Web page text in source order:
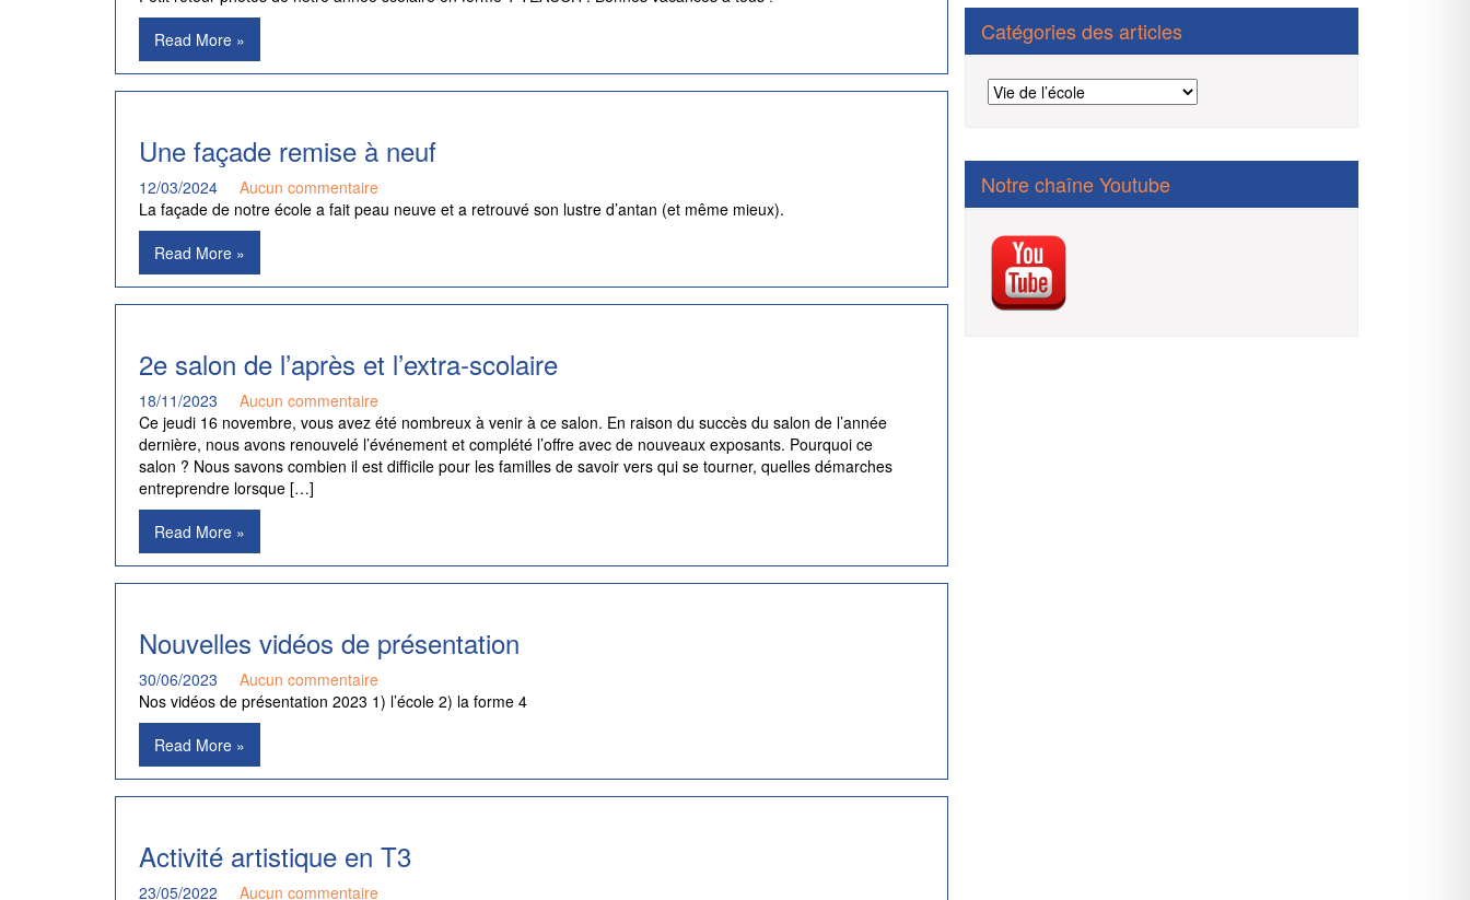
Read More »
Une façade remise à neuf
12/03/2024
Aucun commentaire
La façade de notre école a fait peau neuve et a retrouvé son lustre d’antan (et même mieux).
Read More »
2e salon de l’après et l’extra-scolaire
18/11/2023
Aucun commentaire
Ce jeudi 16 novembre, vous avez été nombreux à venir à ce salon. En raison du succès du salon de l’année
dernière, nous avons renouvelé l’événement et complété l’offre avec de nouveaux exposants. Pourquoi ce
salon ? Nous savons combien il est difficile pour les familles de savoir vers qui se tourner, quelles démarches
entreprendre lorsque […]
Read More »
Nouvelles vidéos de présentation
30/06/2023
Aucun commentaire
Nos vidéos de présentation 2023 1) l’école 2) la forme 4
Read More »
Activité artistique en T3
23/05/2022 Aucun commentaire
Catégories des articles
Catégories
des
Notre chaîne Youtube